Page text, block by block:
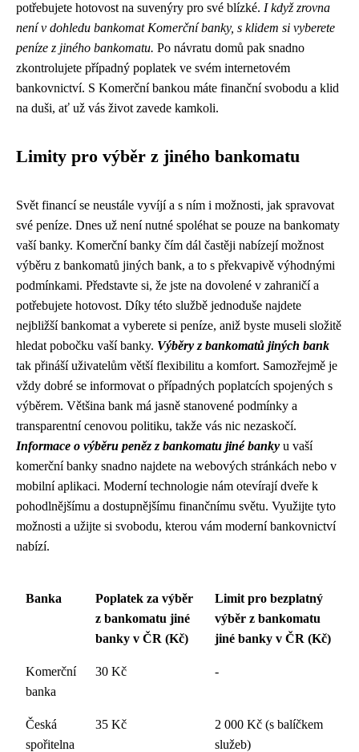
potřebujete hotovost na suvenýry pro své blízké. I když zrovna
není v dohledu bankomat Komerční banky, s klidem si vyberete
peníze z jiného bankomatu. Po návratu domů pak snadno
zkontrolujete případný poplatek ve svém internetovém
bankovnictví. S Komerční bankou máte finanční svobodu a klid
na duši, ať už vás život zavede kamkoli.
Limity pro výběr z jiného bankomatu
Svět financí se neustále vyvíjí a s ním i možnosti, jak spravovat
své peníze. Dnes už není nutné spoléhat se pouze na bankomaty
vaší banky. Komerční banky čím dál častěji nabízejí možnost
výběru z bankomatů jiných bank, a to s překvapivě výhodnými
podmínkami. Představte si, že jste na dovolené v zahraničí a
potřebujete hotovost. Díky této službě jednoduše najdete
nejbližší bankomat a vyberete si peníze, aniž byste museli složitě
hledat pobočku vaší banky. Výběry z bankomatů jiných bank
tak přináší uživatelům větší flexibilitu a komfort. Samozřejmě je
vždy dobré se informovat o případných poplatcích spojených s
výběrem. Většina bank má jasně stanovené podmínky a
transparentní cenovou politiku, takže vás nic nezaskočí.
Informace o výběru peněz z bankomatu jiné banky u vaší
komerční banky snadno najdete na webových stránkách nebo v
mobilní aplikaci. Moderní technologie nám otevírají dveře k
pohodlnějšímu a dostupnějšímu finančnímu světu. Využijte tyto
možnosti a užijte si svobodu, kterou vám moderní bankovnictví
nabízí.
Banka
Poplatek za výběr
z bankomatu jiné
banky v ČR (Kč)
Limit pro bezplatný
výběr z bankomatu
jiné banky v ČR (Kč)
Komerční
banka
30 Kč -
Česká
spořitelna
35 Kč
2 000 Kč (s balíčkem
služeb)